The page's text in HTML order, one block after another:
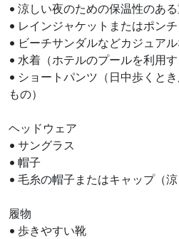
• 涼しい夜のための保温性のあ
• レインジャケットまたはポン
• ビーチサンダルなどカジュア
• 水着（ホテルのプールを利用
• ショートパンツ（日中歩くと
もの）
ヘッドウェア
• サングラス
• 帽子
• 毛糸の帽子またはキャップ（涼
履物
• 歩きやすい靴